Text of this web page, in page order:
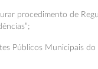
procedimento de
Públicos Municipais